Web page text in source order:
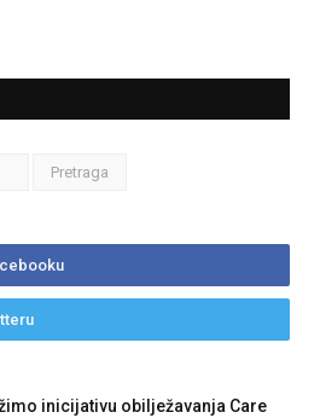
inicijativu obilježavanja Care